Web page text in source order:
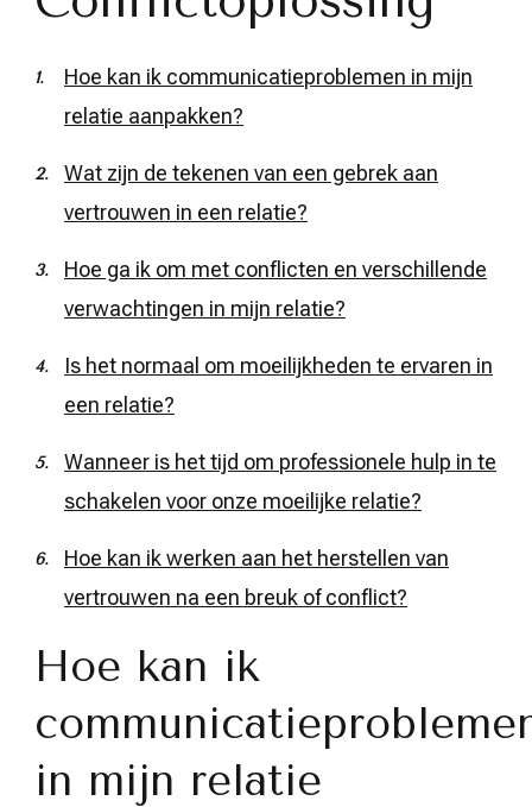
Hoe kan ik communicatieproblemen in mijn
relatie aanpakken?
Wat zijn de tekenen van een gebrek aan
vertrouwen in een relatie?
Hoe ga ik om met conflicten en verschillende
verwachtingen in mijn relatie?
Is het normaal om moeilijkheden te ervaren in
een relatie?
Wanneer is het tijd om professionele hulp in te
schakelen voor onze moeilijke relatie?
Hoe kan ik werken aan het herstellen van
vertrouwen na een breuk of conflict?
Hoe kan ik
in mijn relatie